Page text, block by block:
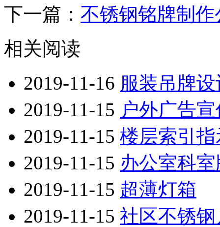
下一篇： 不锈钢铭牌制作
相关阅读
2019-11-16 服装吊牌
2019-11-15 户外广告
2019-11-15 楼层索引
2019-11-15 办公室科
2019-11-15 超薄灯箱
2019-11-15 社区不锈